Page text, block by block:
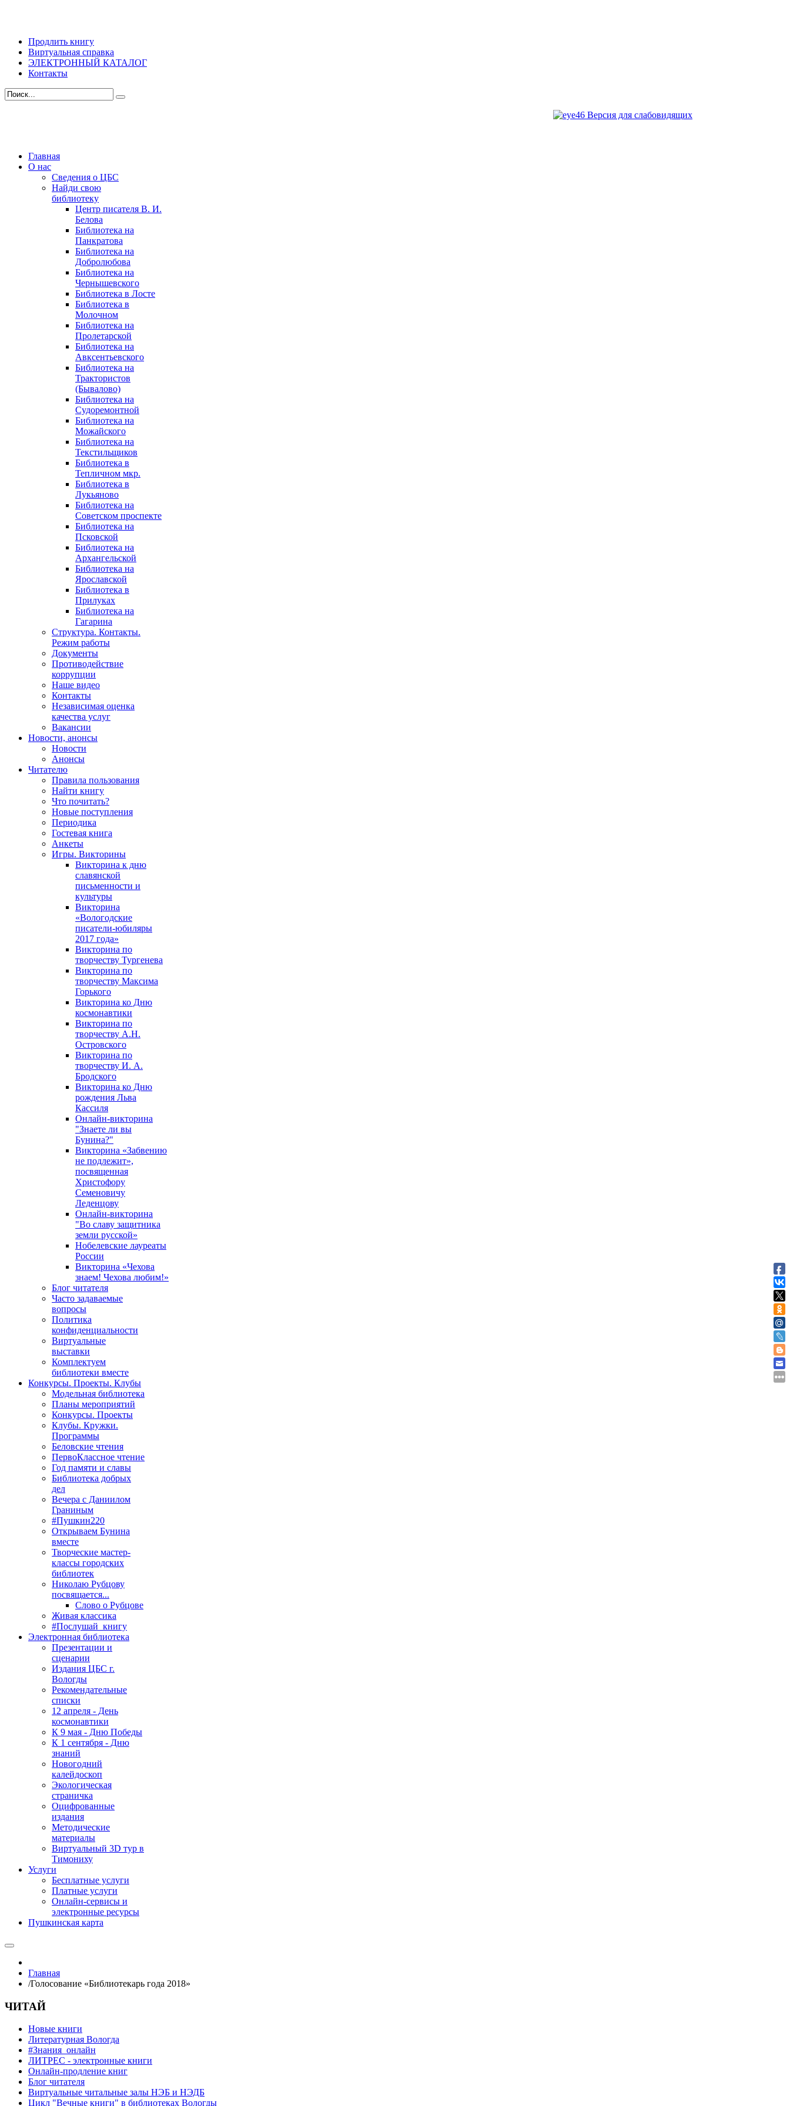
Продлить книгу
Виртуальная справка
ЭЛЕКТРОННЫЙ КАТАЛОГ
Контакты
Версия для слабовидящих
Главная
О нас
Сведения о ЦБС
Найди свою
библиотеку
Центр писателя В. И.
Белова
Библиотека на
Панкратова
Библиотека на
Добролюбова
Библиотека на
Чернышевского
Библиотека в Лосте
Библиотека в
Молочном
Библиотека на
Пролетарской
Библиотека на
Авксентьевского
Библиотека на
Трактористов
(Бывалово)
Библиотека на
Судоремонтной
Библиотека на
Можайского
Библиотека на
Текстильщиков
Библиотека в
Тепличном мкр.
Библиотека в
Лукьяново
Библиотека на
Советском проспекте
Библиотека на
Псковской
Библиотека на
Архангельской
Библиотека на
Ярославской
Библиотека в
Прилуках
Библиотека на
Гагарина
Структура. Контакты.
Режим работы
Документы
Противодействие
коррупции
Наше видео
Контакты
Независимая оценка
качества услуг
Вакансии
Новости, анонсы
Новости
Анонсы
Читателю
Правила пользования
Найти книгу
Что почитать?
Новые поступления
Периодика
Гостевая книга
Анкеты
Игры. Викторины
Викторина к дню
славянской
письменности и
культуры
Викторина
«Вологодские
писатели-юбиляры
2017 года»
Викторина по
творчеству Тургенева
Викторина по
творчеству Максима
Горького
Викторина ко Дню
космонавтики
Викторина по
творчеству А.Н.
Островского
Викторина по
творчеству И. А.
Бродского
Викторина ко Дню
рождения Льва
Кассиля
Онлайн-викторина
"Знаете ли вы
Бунина?"
Викторина «Забвению
не подлежит»,
посвященная
Христофору
Семеновичу
Леденцову
Онлайн-викторина
"Во славу защитника
земли русской»
Нобелевские лауреаты
России
Викторина «Чехова
знаем! Чехова любим!»
Блог читателя
Часто задаваемые
вопросы
Политика
конфиденциальности
Виртуальные
выставки
Комплектуем
библиотеки вместе
Конкурсы. Проекты. Клубы
Модельная библиотека
Планы мероприятий
Конкурсы. Проекты
Клубы. Кружки.
Программы
Беловские чтения
ПервоКлассное чтение
Год памяти и славы
Библиотека добрых
дел
Вечера с Даниилом
Граниным
#Пушкин220
Открываем Бунина
вместе
Творческие мастер-
классы городских
библиотек
Николаю Рубцову
посвящается...
Слово о Рубцове
Живая классика
#Послушай_книгу
Электронная библиотека
Презентации и
сценарии
Издания ЦБС г.
Вологды
Рекомендательные
списки
12 апреля - День
космонавтики
К 9 мая - Дню Победы
К 1 сентября - Дню
знаний
Новогодний
калейдоскоп
Экологическая
страничка
Оцифрованные
издания
Методические
материалы
Виртуальный 3D тур в
Тимониху
Услуги
Бесплатные услуги
Платные услуги
Онлайн-сервисы и
электронные ресурсы
Пушкинская карта
Главная
/Голосование «Библиотекарь года 2018»
ЧИТАЙ
Новые книги
Литературная Вологда
#Знания_онлайн
ЛИТРЕС - электронные книги
Онлайн-продление книг
Блог читателя
Виртуальные читальные залы НЭБ и НЭДБ
Цикл "Вечные книги" в библиотеках Вологды